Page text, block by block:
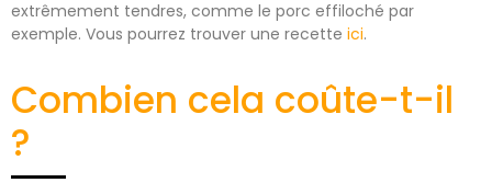
extrêmement tendres, comme le porc effiloché par
exemple. Vous pourrez trouver une recette ici.
Combien cela coûte-t-il
?